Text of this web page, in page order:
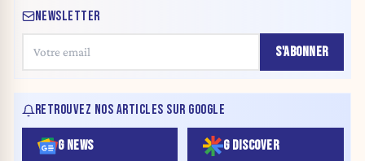
NEWSLETTER
S'ABONNER
RETROUVEZ NOS ARTICLES SUR GOOGLE
G NEWS G DISCOVER